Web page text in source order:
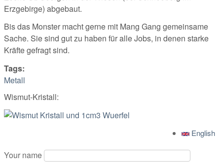
Erzgebirge) abgebaut.
Bis das Monster macht gerne mit Mang Gang gemeinsame
Sache. Sie sind gut zu haben für alle Jobs, in denen starke
Kräfte gefragt sind.
Tags:
Metall
Wismut-Kristall:
English
Your name